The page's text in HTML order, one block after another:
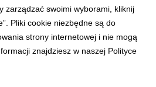
Xbox Ally X trafią do
2025 roku
gamingowych ROG Xbox Ally
zarządzać swoimi wyborami, kliknij
Pliki cookie niezbędne są do
strony internetowej i nie mogą
znajdziesz w naszej Polityce